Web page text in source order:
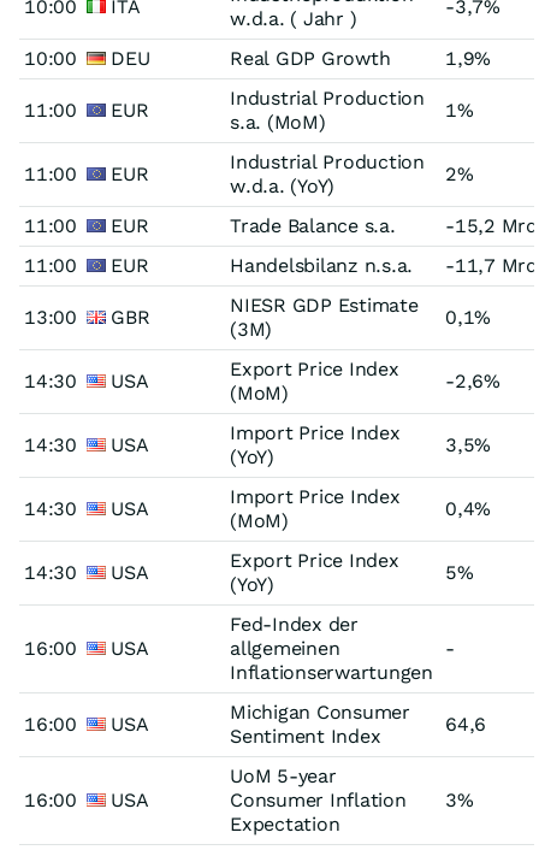
10:00 ITA
w.d.a. ( Jahr )
-3,7%
10:00 DEU Real GDP Growth 1,9%
11:00 EUR
Industrial Production
s.a. (MoM)
1%
11:00 EUR
Industrial Production
w.d.a. (YoY)
2%
11:00 EUR Trade Balance s.a.
-15,2
11:00
EUR Handelsbilanz n.s.a. -11,7
13:00 GBR
NIESR GDP Estimate
(3M)
0,1%
14:30 USA
Export Price Index
(MoM)
-2,6%
14:30 USA
Import Price Index
(YoY)
3,5%
14:30 USA
Import Price Index
(MoM)
0,4%
14:30 USA
Export Price Index
(YoY)
5%
16:00 USA
Fed-Index der
allgemeinen
Inflationserwartungen
-
16:00 USA
Michigan Consumer
Sentiment Index
64,6
16:00 USA
UoM 5-year
Consumer Inflation
Expectation
3%